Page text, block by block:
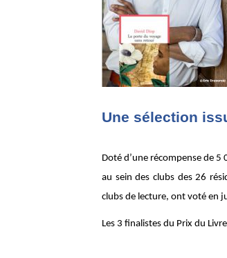
Une sélection
Doté d’une récompense de 5
au sein des clubs des 26
clubs de lecture, ont voté en
Les 3 finalistes du Prix du